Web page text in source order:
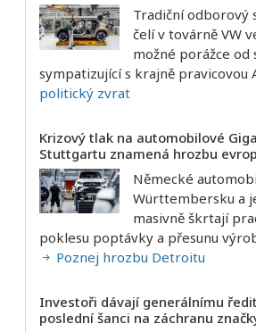
Tradiční odborový
čelí v továrně VW
možné porážce od
sympatizující s krajně pravicovou
politický zvrat
Krizový tlak na automobilové
Stuttgartu znamená hrozbu
Německé
Württembersku a
masivně škrtají
poklesu poptávky a přesunu
Poznej hrozbu Detroitu
Investoři dávají generálnímu
poslední šanci na záchranu